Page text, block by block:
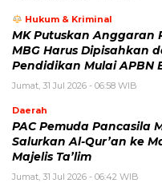
Hukum & Kriminal
MK Putuskan Anggaran
MBG Harus Dipisahkan
Pendidikan Mulai APBN
Jumat, 31 Jul 2026 - 06:58 WIB
Daerah
PAC Pemuda Pancasila
Salurkan Al-Qur’an ke
Majelis Ta’lim
Jumat, 31 Jul 2026 - 06:42 WIB